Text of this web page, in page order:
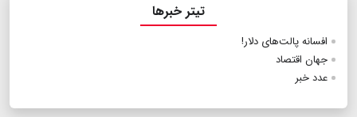
تیتر خبرها
افسانه پالت‌های دلار!
جهان اقتصاد
عدد خبر